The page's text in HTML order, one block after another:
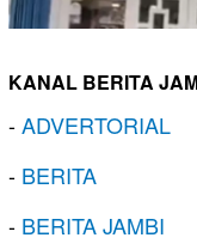
KANAL BERITA
-ADVERTORIAL
- BERITA
- BERITA JAMBI